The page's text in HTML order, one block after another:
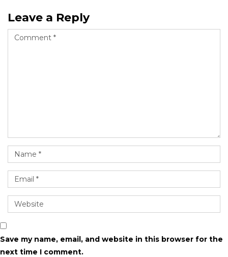
Leave a Reply
Save my name, email, and website in this browser for the
next time I comment.